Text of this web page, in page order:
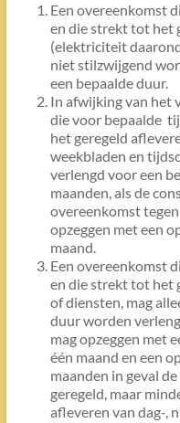
Een overeenkomst
en die strekt tot het
(elektriciteit
niet stilzwijgend
een bepaalde duur.
In afwijking van het
die voor bepaalde
het geregeld
weekbladen en
verlengd voor een
maanden, als de
overeenkomst
opzeggen met een
maand.
Een overeenkomst
en die strekt tot het
of diensten, mag
duur worden
mag opzeggen met
één maand en een
maanden in geval
geregeld, maar
afleveren van dag-,